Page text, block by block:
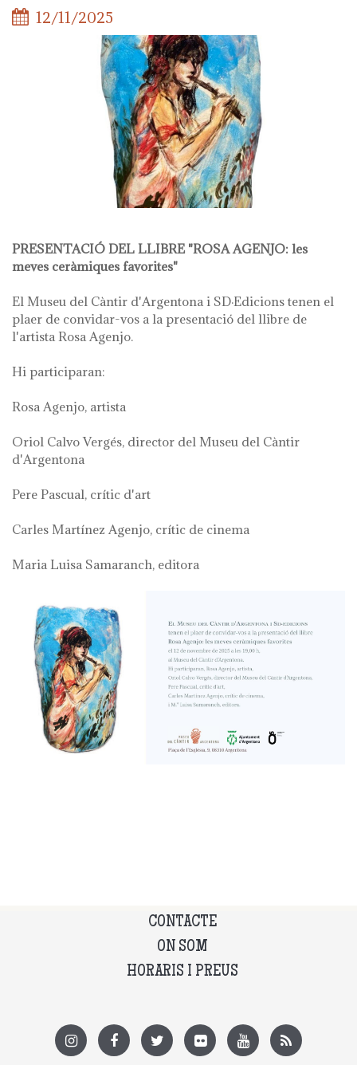
12/11/2025
PRESENTACIÓ DEL LLIBRE "ROSA AGENJO: les
meves ceràmiques favorites"
El Museu del Càntir d'Argentona i SD·Edicions tenen el
plaer de convidar-vos a la presentació del llibre de
l'artista Rosa Agenjo.
Hi participaran:
Rosa Agenjo, artista
Oriol Calvo Vergés, director del Museu del Càntir
d'Argentona
Pere Pascual, crític d'art
Carles Martínez Agenjo, crític de cinema
Maria Luisa Samaranch, editora
CONTACTE
ON SOM
HORARIS I PREUS